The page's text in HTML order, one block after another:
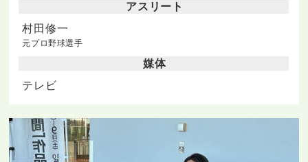
アスリート
村田修一
元プロ野球選手
媒体
テレビ